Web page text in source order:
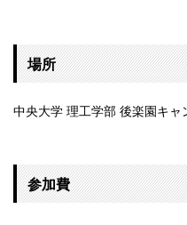
場所
中央大学 理工学部 後楽園キャ
参加費